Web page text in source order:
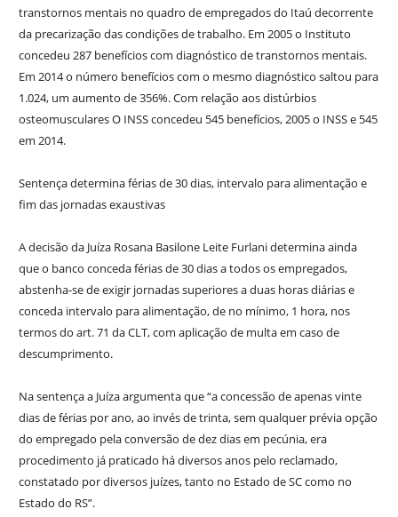
transtornos mentais no quadro de empregados do Itaú decorrente
da precarização das condições de trabalho. Em 2005 o Instituto
concedeu 287 benefícios com diagnóstico de transtornos mentais.
Em 2014 o número benefícios com o mesmo diagnóstico saltou para
1.024, um aumento de 356%. Com relação aos distúrbios
osteomusculares O INSS concedeu 545 benefícios, 2005 o INSS e 545
em 2014.
Sentença determina férias de 30 dias, intervalo para alimentação e
fim das jornadas exaustivas
A decisão da Juíza Rosana Basilone Leite Furlani determina ainda
que o banco conceda férias de 30 dias a todos os empregados,
abstenha-se de exigir jornadas superiores a duas horas diárias e
conceda intervalo para alimentação, de no mínimo, 1 hora, nos
termos do art. 71 da CLT, com aplicação de multa em caso de
descumprimento.
Na sentença a Juíza argumenta que “a concessão de apenas vinte
dias de férias por ano, ao invés de trinta, sem qualquer prévia opção
do empregado pela conversão de dez dias em pecúnia, era
procedimento já praticado há diversos anos pelo reclamado,
constatado por diversos juízes, tanto no Estado de SC como no
Estado do RS”.